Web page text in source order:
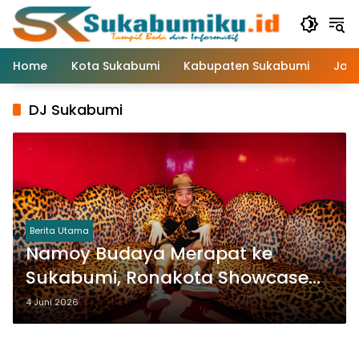
Langsung
konten
Home
Kota Sukabumi Kabupaten Sukabumi
DJ Sukabumi
Berita Utama
Namoy Budaya Merapat ke
Sukabumi, Ronakota Showcase
Fazed Siapkan Malam Penuh
Energi
4 Juni 2026